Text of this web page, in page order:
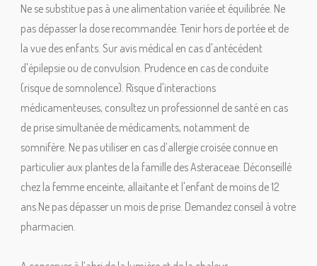
Ne se substitue pas à une alimentation variée et équilibrée. Ne
pas dépasser la dose recommandée. Tenir hors de portée et de
la vue des enfants. Sur avis médical en cas d'antécédent
d'épilepsie ou de convulsion. Prudence en cas de conduite
(risque de somnolence). Risque d'interactions
médicamenteuses, consultez un professionnel de santé en cas
de prise simultanée de médicaments, notamment de
somnifère. Ne pas utiliser en cas d’allergie croisée connue en
particulier aux plantes de la famille des Asteraceae. Déconseillé
chez la femme enceinte, allaitante et l'enfant de moins de 12
ans.Ne pas dépasser un mois de prise. Demandez conseil à votre
pharmacien.